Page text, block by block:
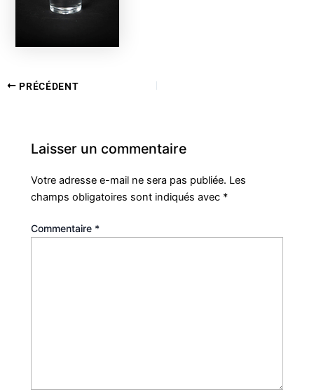
PRÉCÉDENT
Laisser un commentaire
Votre adresse e-mail ne sera pas publiée. Les
champs obligatoires sont indiqués avec *
Commentaire *